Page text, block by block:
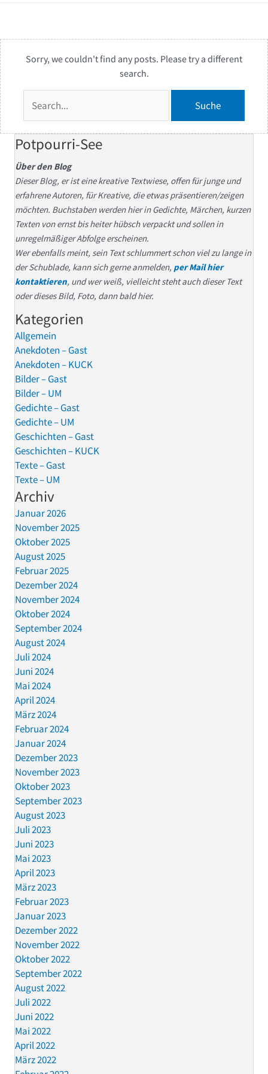
Sorry, we couldn't find any posts. Please try a different
search.
nach:
Potpourri-See
Über den Blog
Dieser Blog, er ist eine kreative Textwiese, offen für junge und
erfahrene Autoren, für Kreative, die etwas präsentieren/zeigen
möchten. Buchstaben werden hier in Gedichte, Märchen, kurzen
Texten von ernst bis heiter hübsch verpackt und sollen in
unregelmäßiger Abfolge erscheinen.
Wer ebenfalls meint, sein Text schlummert schon viel zu lange in
der Schublade, kann sich gerne anmelden, per Mail hier
kontaktieren, und wer weiß, vielleicht steht auch dieser Text
oder dieses Bild, Foto, dann bald hier.
Kategorien
Allgemein
Anekdoten – Gast
Anekdoten – KUCK
Bilder – Gast
Bilder – UM
Gedichte – Gast
Gedichte – UM
Geschichten – Gast
Geschichten – KUCK
Texte – Gast
Texte – UM
Archiv
Januar 2026
November 2025
Oktober 2025
August 2025
Februar 2025
Dezember 2024
November 2024
Oktober 2024
September 2024
August 2024
Juli 2024
Juni 2024
Mai 2024
April 2024
März 2024
Februar 2024
Januar 2024
Dezember 2023
November 2023
Oktober 2023
September 2023
August 2023
Juli 2023
Juni 2023
Mai 2023
April 2023
März 2023
Februar 2023
Januar 2023
Dezember 2022
November 2022
Oktober 2022
September 2022
August 2022
Juli 2022
Juni 2022
Mai 2022
April 2022
März 2022